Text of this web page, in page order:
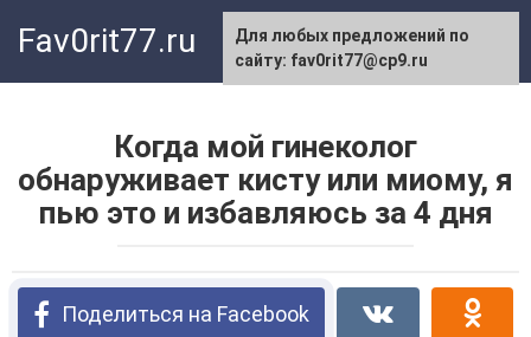
Fav0rit77.ru
Когда мой гинеколог
обнаруживает кисту или миому, я
пью это и избавляюсь за 4 дня
Поделиться на Facebook
Для любых предложений по
сайту: fav0rit77@cp9.ru